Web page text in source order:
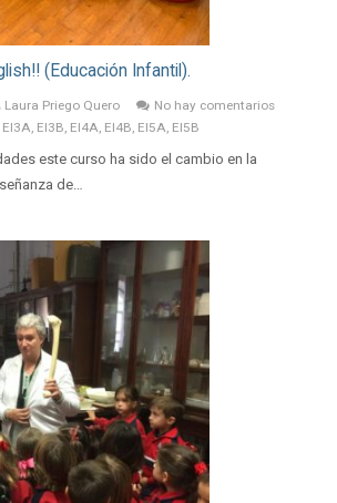
(Educación Infantil).
Laura Priego Quero
No hay comentarios
EI3A EI3B EI4A EI4B EI5A EI5B
este curso ha sido el cambio en la
de…